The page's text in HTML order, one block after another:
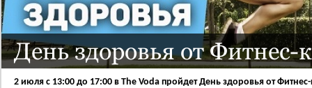
День здоровья от Фитнес-
2 июля с 13:00 до 17:00 в The Voda пройдет День здоровья от